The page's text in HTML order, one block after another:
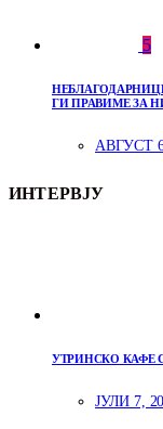
5
ГИ ПРАВИМЕ ЗА
АВГУСТ
ИНТЕРВЈУ
УТРИНСКО КАФЕ
ЈУЛИ 7,